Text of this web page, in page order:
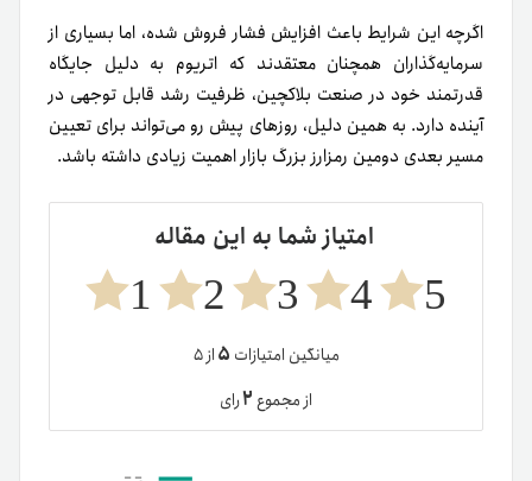
اگرچه این شرایط باعث افزایش فشار فروش شده، اما بسیاری از
سرمایه‌گذاران همچنان معتقدند که اتریوم به دلیل جایگاه
قدرتمند خود در صنعت بلاکچین، ظرفیت رشد قابل توجهی در
آینده دارد. به همین دلیل، روزهای پیش رو می‌تواند برای تعیین
مسیر بعدی دومین رمزارز بزرگ بازار اهمیت زیادی داشته باشد.
امتیاز شما به این مقاله
5
4
3
2
1
میانگین امتیازات ۵از ۵
از مجموع۲رای